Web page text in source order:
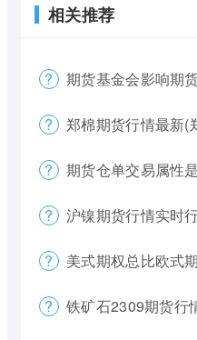
相关推荐
期货基金会影响期货
郑棉期货行情最新(
期货仓单交易属性是
沪镍期货行情实时行
美式期权总比欧式期权的投资
铁矿石2309期货行